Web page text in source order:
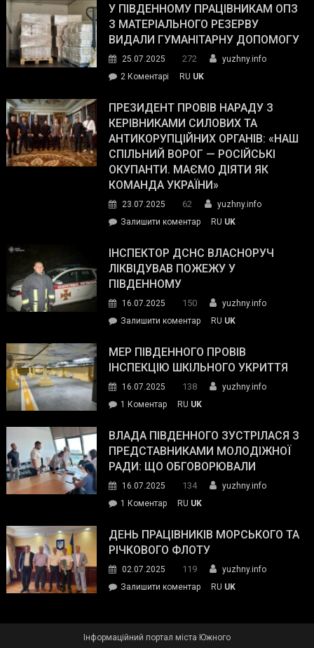
завойовує
симпатії
виборців
The
Street
Journal.
У ПІВДЕННОМУ ПРАЦІВНИКАМ ОПЗ
З МАТЕРІАЛЬНОГО РЕЗЕРВУ
ВИДАЛИ ГУМАНІТАРНУ ДОПОМОГУ
25.07.2025 272
yuzhny.info
2 Коментарі
Південному
працівникам
ОПЗ
з
матеріального
резерву
гуманітарну
допомогу
RU UK
ПРЕЗИДЕНТ ПРОВІВ НАРАДУ З
КЕРІВНИКАМИ СИЛОВИХ ТА
АНТИКОРУПЦІЙНИХ ОРГАНІВ: «НАШ
СПІЛЬНИЙ ВОРОГ — РОСІЙСЬКІ
ОКУПАНТИ. МАЄМО ДІЯТИ ЯК
КОМАНДА УКРАЇНИ»
23.07.2025 62
yuzhny.info
Залишити коментарon
провів
нараду
силових
та
органів:
«Наш
спільний
окупанти.
Маємо
діяти
команда
RU UK
ІНСПЕКТОР ДСНС ВЛАСНОРУЧ
ЛІКВІДУВАВ ПОЖЕЖУ У
ПІВДЕННОМУ
16.07.2025 150
yuzhny.info
Залишити коментарon
ДСНС
власноруч
пожежу
у
RU UK
МЕР ПІВДЕННОГО ПРОВІВ
ІНСПЕКЦІЮ ШКІЛЬНОГО УКРИТТЯ
16.07.2025 138
yuzhny.info
1 Коментардо
Південного
провів
інспекцію
укриття
RU UK
ВЛАДА ПІВДЕННОГО ЗУСТРІЛАСЯ З
ПРЕДСТАВНИКАМИ МОЛОДІЖНОЇ
РАДИ: ЩО ОБГОВОРЮВАЛИ
16.07.2025 134
yuzhny.info
1 Коментардо
Південного
зустрілася
представниками
молодіжної
обговорювали
RU UK
ДЕНЬ ПРАЦІВНИКІВ МОРСЬКОГО ТА
РІЧКОВОГО ФЛОТУ
02.07.2025 119
yuzhny.info
Залишити коментарon
RU UK
Інформаційний портал міста Южного